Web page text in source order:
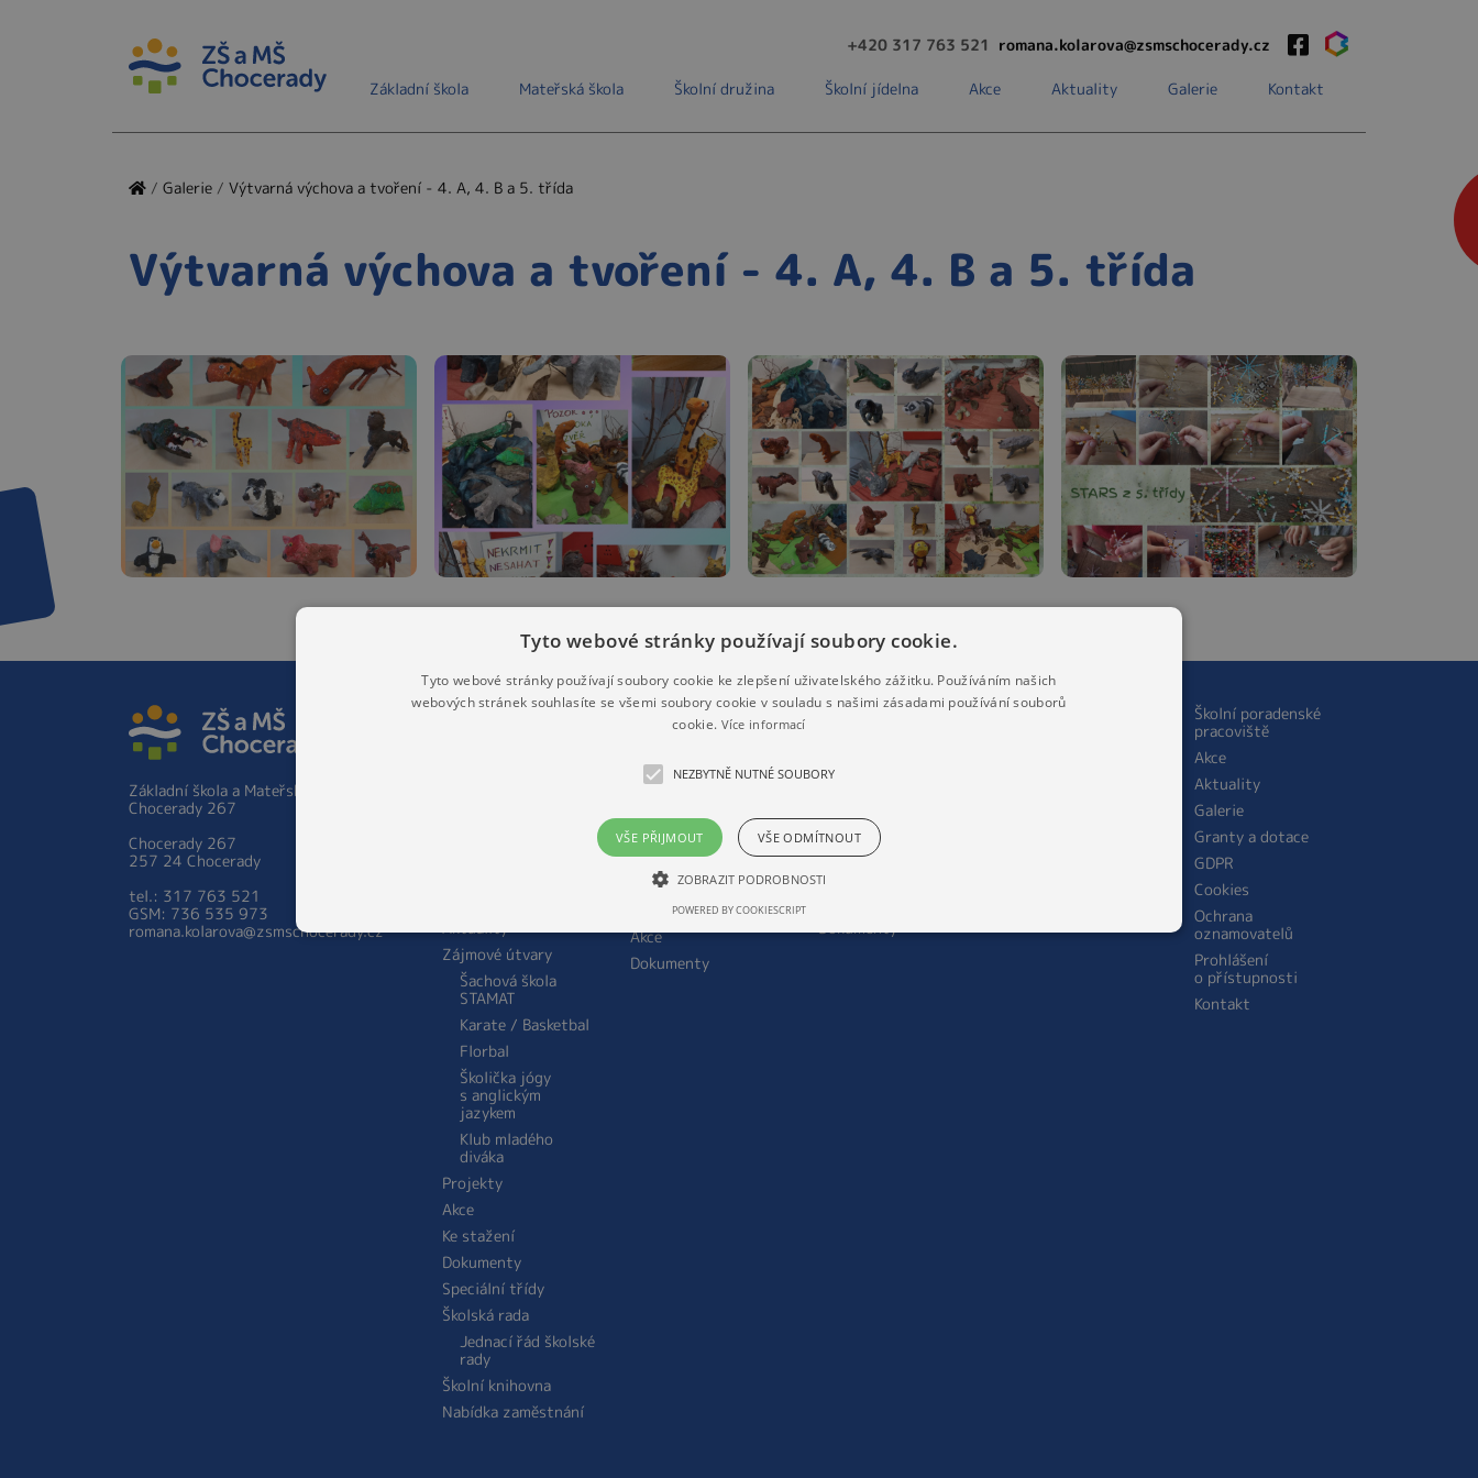
+420 317 763 521 romana.kolarova@zsmschocerady.cz
Základní škola Mateřská škola Školní družina Školní jídelna Akce Aktuality Galerie Kontakt
/ Galerie / Výtvarná výchova a tvoření - 4. A, 4. B a 5. třída
Výtvarná výchova a tvoření - 4. A, 4. B a 5. třída
Základní škola a Mateřská škola
Chocerady 267
Chocerady 267
257 24 Chocerady
tel.: 317 763 521
GSM: 736 535 973
romana.kolarova@zsmschocerady.cz
ZÁKLADNÍ ŠKOLA
Zájmové útvary
Šachová škola
STAMAT
Karate / Basketbal
Florbal
Školička jógy
s anglickým
jazykem
Klub mladého
diváka
Projekty
Akce
Ke stažení
Dokumenty
Speciální třídy
Školská rada
Jednací řád školské
rady
Školní knihovna
Nabídka zaměstnání
MATEŘSKÁ ŠKOLA
Personální obsazení
mateřské školy
Péče o zdraví
a rozvoj dítěte
Práva dětí a rodičů
Pedagogické zásady
Akce
Dokumenty
ŠKOLNÍ DRUŽINA
řád
Personální obsazení
školní družiny
Aktuality
ŠKOLNÍ JÍDELNA
Školní poradenské
pracoviště
Akce
Aktuality
Galerie
Granty a dotace
GDPR
Cookies
Ochrana
oznamovatelů
Prohlášení
o přístupnosti
Kontakt
Tyto webové stránky používají soubory cookie.
Tyto webové stránky používají soubory cookie ke zlepšení uživatelského zážitku. Používáním našich
webových stránek souhlasíte se všemi soubory cookie v souladu s našimi zásadami používání souborů
cookie. Více informací
NEZBYTNĚ NUTNÉ SOUBORY
VŠE PŘIJMOUT VŠE ODMÍTNOUT
ZOBRAZIT PODROBNOSTI
POWERED BY COOKIESCRIPT